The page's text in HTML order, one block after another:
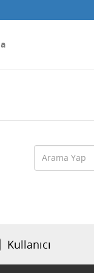
Kullanıcı